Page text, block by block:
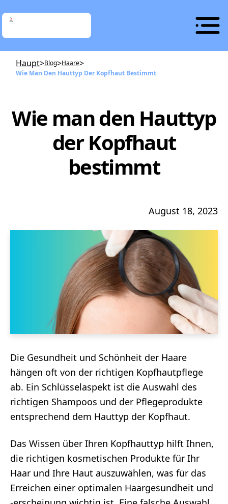
Haupt>Blog>Haare>
Wie Man Den Hauttyp Der Kopfhaut Bestimmt
Wie man den Hauttyp
der Kopfhaut
bestimmt
August 18, 2023
Die Gesundheit und Schönheit der Haare
hängen oft von der richtigen Kopfhautpflege
ab. Ein Schlüsselaspekt ist die Auswahl des
richtigen Shampoos und der Pflegeprodukte
entsprechend dem Hauttyp der Kopfhaut.
Das Wissen über Ihren Kopfhauttyp hilft Ihnen,
die richtigen kosmetischen Produkte für Ihr
Haar und Ihre Haut auszuwählen, was für das
Erreichen einer optimalen Haargesundheit und